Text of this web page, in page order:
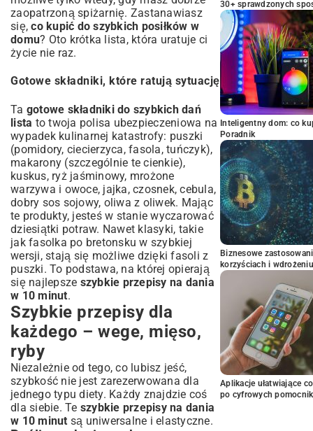
zaopatrzoną spiżarnię. Zastanawiasz
się,co kupić do szybkich posiłków w
domu? Oto krótka lista, która uratuje ci
życie nie raz.
Gotowe składniki, które ratują sytuację
Ta gotowe składniki do szybkich dań
lista to twoja polisa ubezpieczeniowa na
wypadek kulinarnej katastrofy: puszki
(pomidory, ciecierzyca, fasola, tuńczyk),
makarony (szczególnie te cienkie),
kuskus, ryż jaśminowy, mrożone
warzywa i owoce, jajka, czosnek, cebula,
dobry sos sojowy, oliwa z oliwek. Mając
te produkty, jesteś w stanie wyczarować
dziesiątki potraw. Nawet klasyki, takie
jak fasolka po bretonsku w szybkiej
wersji, stają się możliwe dzięki fasoli z
puszki. To podstawa, na której opierają
się najlepsze szybkie przepisy na dania
w 10 minut.
Szybkie przepisy dla
każdego – wege, mięso,
ryby
Niezależnie od tego, co lubisz jeść,
szybkość nie jest zarezerwowana dla
jednego typu diety. Każdy znajdzie coś
dla siebie. Te szybkie przepisy na dania
w 10 minut są uniwersalne i elastyczne.
30+ sprawdzonych
Inteligentny dom: co
Poradnik
Biznesowe
korzyściach i wdrożeniu
Aplikacje ułatwiające
po cyfrowych